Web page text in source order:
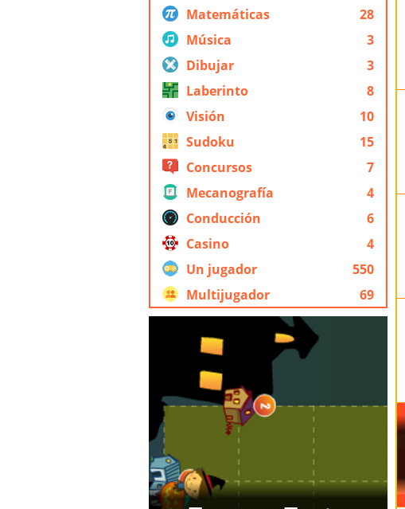
Matemáticas
28
Música
3
Dibujar
3
Laberinto
8
Visión
10
Sudoku
15
Concursos
7
Mecanografía
4
Conducción
6
Casino
4
Un jugador
550
Multijugador
69